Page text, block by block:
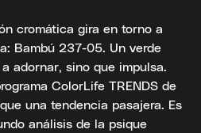
cromática gira en torno a
Bambú 237-05. Un verde
adornar, sino que impulsa.
ColorLife TRENDS de
una tendencia pasajera. Es
análisis de la psique